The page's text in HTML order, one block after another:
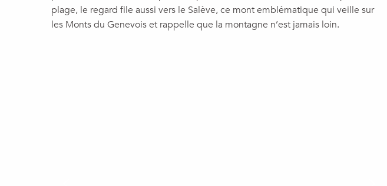
plage, le regard file aussi vers le Salève, ce mont emblématique qui veille sur
les Monts du Genevois et rappelle que la montagne n’est jamais loin.